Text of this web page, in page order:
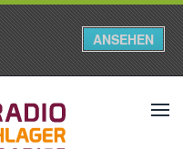
ANSEHEN